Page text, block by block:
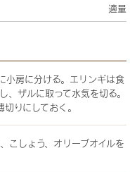
適量
小房に分ける。エリンギは食
、ザルに取って水気を切る。
りにしておく。
こしょう、オリーブオイルを